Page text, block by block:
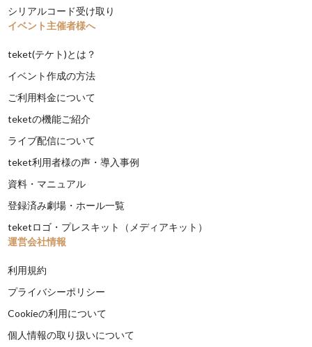
シリアルコード受け取り
イベント主催者様へ
teket(テケト)とは？
イベント作成の方法
ご利用料金について
teketの機能ご紹介
ライブ配信について
teket利用者様の声・導入事例
資料・マニュアル
登録済み劇場・ホール一覧
teketロゴ・プレスキット（メディアキット）
運営会社情報
利用規約
プライバシーポリシー
Cookieの利用について
個人情報の取り扱いについて